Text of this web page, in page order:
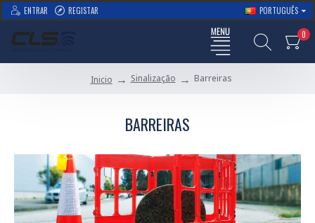
ENTRAR REGISTAR PORTUGUÊS
0
Inicio Sinalização Barreiras
BARREIRAS